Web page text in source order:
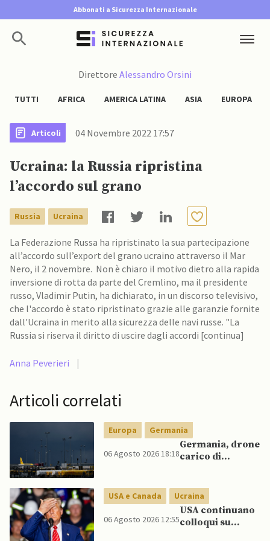
Abbonati a Sicurezza Internazionale
Direttore Alessandro Orsini
TUTTI AFRICA AMERICA LATINA ASIA EUROPA
Articoli 04 Novembre 2022 17:57
Ucraina: la Russia ripristina
l’accordo sul grano
Russia Ucraina
La Federazione Russa ha ripristinato la sua partecipazione
all’accordo sull’export del grano ucraino attraverso il Mar
Nero, il 2 novembre. Non è chiaro il motivo dietro alla rapida
inversione di rotta da parte del Cremlino, ma il presidente
russo, Vladimir Putin, ha dichiarato, in un discorso televisivo,
che l'accordo è stato ripristinato grazie alle garanzie fornite
dall'Ucraina in merito alla sicurezza delle navi russe. "La
Russia si riserva il diritto di uscire dagli accordi [continua]
Anna Peverieri |
Articoli correlati
Europa Germania
06 Agosto 2026 18:18
Germania, drone
carico di
Interno:
“Potrebbe
esserci dietro un
attore statale”
USA e Canada Ucraina
06 Agosto 2026 12:55
USA continuano
colloqui su